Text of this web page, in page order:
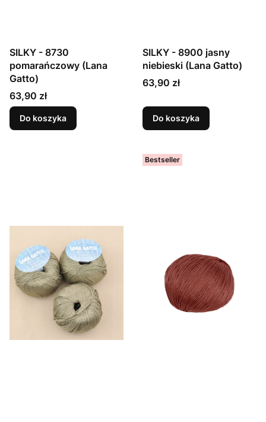
SILKY - 8730
pomarańczowy (Lana
Gatto)
Cena
63,90 zł
Do koszyka
SILKY - 8900 jasny
niebieski (Lana Gatto)
Cena
63,90 zł
Do koszyka
Bestseller